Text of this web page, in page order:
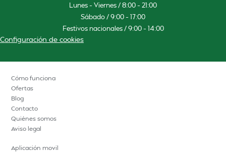
Lunes – Viernes / 8:00 – 21:00
Sábado / 9:00 – 17:00
Festivos nacionales / 9:00 – 14:00
Configuración de cookies
Cómo funciona
Ofertas
Blog
Contacto
Quiénes somos
Aviso legal
Aplicación movil